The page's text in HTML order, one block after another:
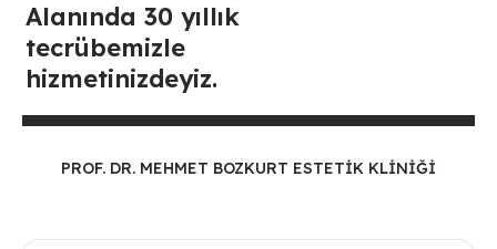
Alanında 30 yıllık
tecrübemizle
hizmetinizdeyiz.
PROF. DR. MEHMET BOZKURT ESTETIK KLINIĞI